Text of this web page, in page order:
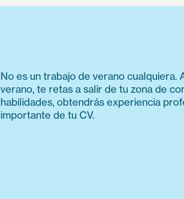
No es un trabajo de verano cualquiera.
verano, te retas a salir de tu zona de
habilidades, obtendrás experiencia
importante de tu CV.